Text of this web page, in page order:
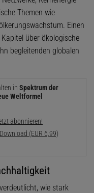
Themen wie
Einen
über ökologische
begleitenden globalen
in Spektrum der
Weltformel
abonnieren!
(EUR 6,99)
wie stark